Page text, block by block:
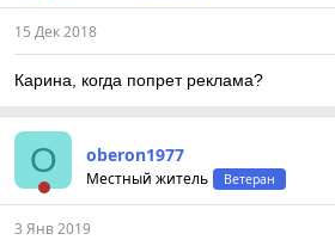
15 Дек 2018
Карина, когда попрет реклама?
O oberon1977
Местный житель Ветеран
3 Янв 2019